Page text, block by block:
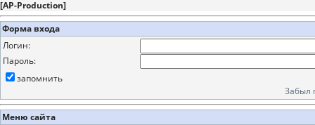
[AP-Production]
Форма входа
Логин:
Пароль:
запомнить
Забыл
Меню сайта